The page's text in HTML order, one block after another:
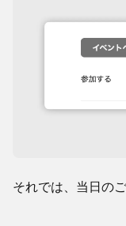
それでは、当日の